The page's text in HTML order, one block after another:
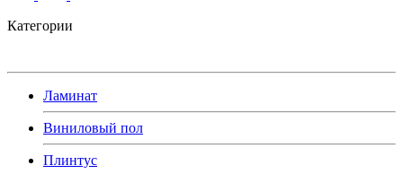
Категории
Ламинат
Виниловый пол
Плинтус